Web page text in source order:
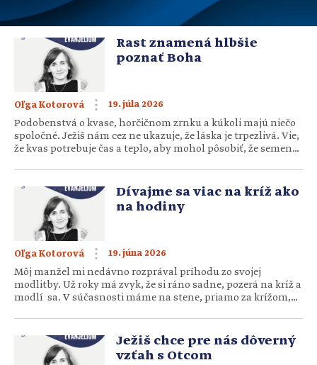
Rast znamená hlbšie
poznať Boha
Oľga Kotorová 19. júla 2026
Podobenstvá o kvase, horčičnom zrnku a kúkoli majú niečo
spoločné. Ježiš nám cez ne ukazuje, že láska je trpezlivá. Vie,
že kvas potrebuje čas a teplo, aby mohol pôsobiť, že semeno
duchovné dozrievanie potrebuje čas a jeho prítomnosť, aby
sme prinášali ovocie. Rast v […]Dívajme sa viac na kríž ako
na hodiny
Oľga Kotorová 19. júna 2026
Môj manžel mi nedávno rozprával príhodu zo svojej
modlitby. Už roky má zvyk, že si ráno sadne, pozerá na kríž a
modlí sa. V súčasnosti máme na stene, priamo za krížom,
stretnutí, úloh a projektov, cítil tlak. Chcel sa modliť, ale
jeho pohľad stále […]
Ježiš chce pre nás dôverný
vzťah s Otcom